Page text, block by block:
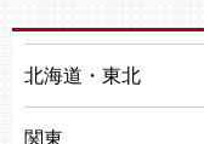
北海道・東北
関東